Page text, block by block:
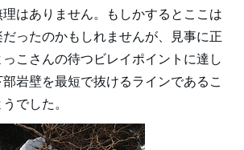
はありません。もしかするとここは
ったのかもしれませんが、見事に正
こさんの待つビレイポイントに達し
岩壁を最短で抜けるラインであるこ
でした。